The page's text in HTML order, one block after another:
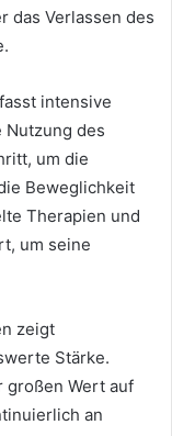
das Verlassen des
intensive
Nutzung des
um die
Beweglichkeit
Therapien und
um seine
zeigt
Stärke.
großen Wert auf
an